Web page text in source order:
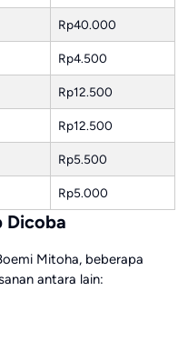
Rp40.000
Rp4.500
Rp12.500
Rp12.500
Rp5.500
Rp5.000
Dicoba
Mitoha, beberapa
antara lain: